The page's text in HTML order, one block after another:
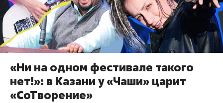
«Ни на одном фестивале такого
нет!»: в Казани у «Чаши» царит
«СоТворение»